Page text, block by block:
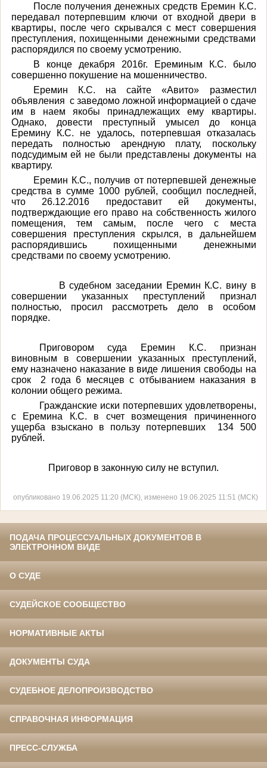
После получения денежных средств Еремин К.С.
передавал потерпевшим ключи от входной двери в
квартиры, после чего скрывался с мест совершения
преступления, похищенными денежными средствами
распорядился по своему усмотрению.
В конце декабря 2016г. Ереминым К.С. было
совершенно покушение на мошенничество.
Еремин К.С. на сайте «Авито» разместил
объявления с заведомо ложной информацией о сдаче
им в наем якобы принадлежащих ему квартиры.
Однако, довести преступный умысел до конца
Еремину К.С. не удалось, потерпевшая отказалась
передать полностью арендную плату, поскольку
подсудимым ей не были представлены документы на
квартиру.
Еремин К.С., получив от потерпевшей денежные
средства в сумме 1000 рублей, сообщил последней,
что 26.12.2016 предоставит ей документы,
подтверждающие его право на собственность жилого
помещения, тем самым, после чего с места
совершения преступления скрылся, в дальнейшем
распорядившись похищенными денежными
средствами по своему усмотрению.
В судебном заседании Еремин К.С. вину в
совершении указанных преступлений признал
полностью, просил рассмотреть дело в особом
порядке.
Приговором суда Еремин К.С. признан
виновным в совершении указанных преступлений,
ему назначено наказание в виде лишения свободы на
срок 2 года 6 месяцев с отбыванием наказания в
колонии общего режима.
Гражданские иски потерпевших удовлетворены,
с Еремина К.С. в счет возмещения причиненного
ущерба взыскано в пользу потерпевших
134 500
рублей.
Приговор в законную силу не вступил.
опубликовано 19.06.2025 11:20 (МСК), изменено 19.06.2025 11:51 (МСК)
ПОДАЧА ПРОЦЕССУАЛЬНЫХ ДОКУМЕНТОВ В
ЭЛЕКТРОННОМ ВИДЕ
О СУДЕ
СУДЕЙСКОЕ СООБЩЕСТВО
НОРМАТИВНЫЕ АКТЫ
ДОКУМЕНТЫ СУДА
СУДЕБНОЕ ДЕЛОПРОИЗВОДСТВО
СПРАВОЧНАЯ ИНФОРМАЦИЯ
ПРЕСС-СЛУЖБА